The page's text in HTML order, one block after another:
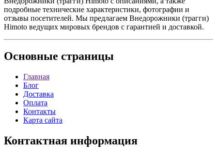
подробные технические характеристики, фотографии и
отзывы посетителей. Мы предлагаем Внедорожники (трагги)
Himoto ведущих мировых брендов с гарантией и доставкой.
Основные страницы
Главная
Блог
Доставка
Оплата
Контакты
Карта сайта
Контактная информация